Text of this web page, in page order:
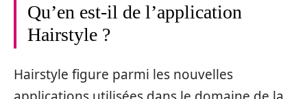
Qu’en est-il de l’application
Hairstyle ?
Hairstyle figure parmi les nouvelles